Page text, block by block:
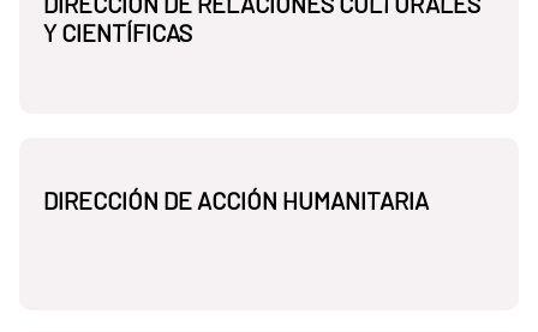
Y CIENTÍFICAS
DIRECCIÓN DE ACCIÓN HUMANITARIA